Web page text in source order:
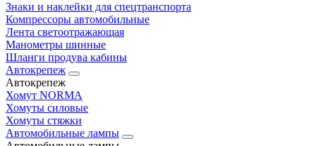
Знаки и наклейки для спецтранспорта
Компрессоры автомобильные
Лента светоотражающая
Манометры шинные
Шланги продува кабины
Автокрепеж
Автокрепеж
Хомут NORMA
Хомуты силовые
Хомуты стяжки
Автомобильные лампы